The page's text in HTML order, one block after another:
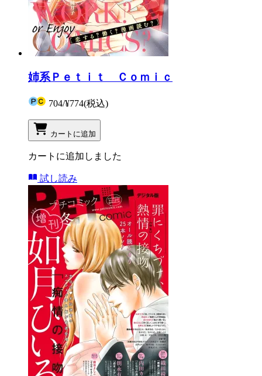
姉系Ｐｅｔｉｔ Ｃｏｍｉｃ
704/¥774(税込)
カートに追加
カートに追加しました
試し読み